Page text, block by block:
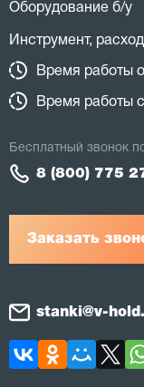
Оборудование б/у
Инструмент,
Время работы
Время работы
Заказать
Бесплатный звонок
8 (800) 775
stanki@v-